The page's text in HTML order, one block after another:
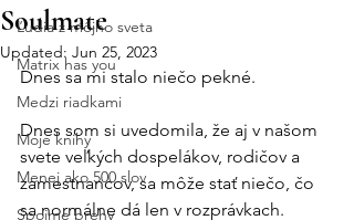
Ľudia z môjho sveta
Matrix has you
Medzi riadkami
Moje knihy
Menej ako 500 slov
Spojme brehy
Soulmate
Updated: Jun 25, 2023
Dnes sa mi stalo niečo pekné.
Dnes som si uvedomila, že aj v našom
svete veľkých dospelákov, rodičov a
zamestnancov, sa môže stať niečo, čo
sa normálne dá len v rozprávkach.